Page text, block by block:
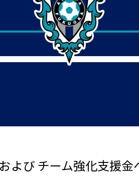
よび チーム強化支援